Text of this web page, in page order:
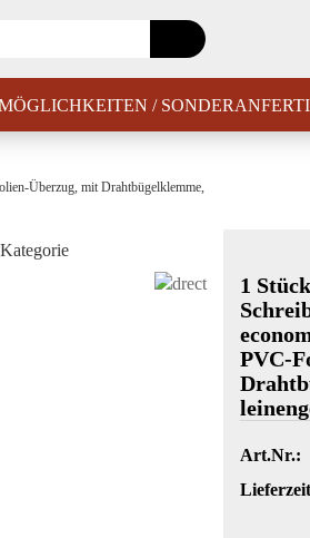
/
Überzug, mit Drahtbügelklemme,
1
PVC-
Art.Nr.: